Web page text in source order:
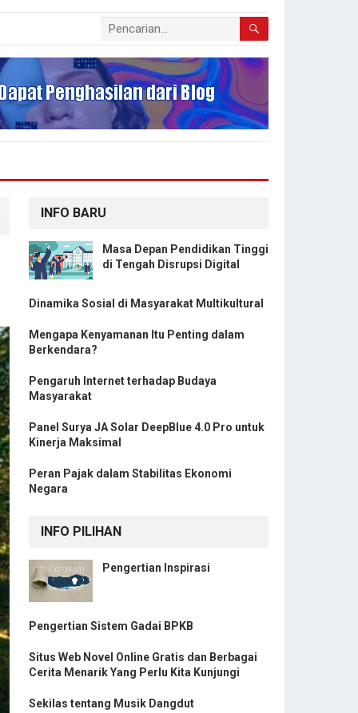
INFO BARU
Masa Depan Pendidikan Tinggi
di Tengah Disrupsi Digital
Dinamika Sosial di Masyarakat Multikultural
Mengapa Kenyamanan Itu Penting dalam
Berkendara?
Pengaruh Internet terhadap Budaya
Masyarakat
Panel Surya JA Solar DeepBlue 4.0 Pro untuk
Kinerja Maksimal
Peran Pajak dalam Stabilitas Ekonomi
Negara
INFO PILIHAN
Pengertian Inspirasi
Pengertian Sistem Gadai BPKB
Situs Web Novel Online Gratis dan Berbagai
Cerita Menarik Yang Perlu Kita Kunjungi
Sekilas tentang Musik Dangdut